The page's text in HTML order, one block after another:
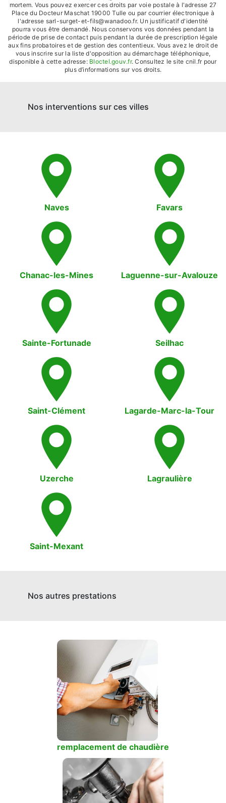
mortem. Vous pouvez exercer ces droits par voie postale à l'adresse 27
Place du Docteur Maschat 19000 Tulle ou par courrier électronique à
l'adresse sarl-surget-et-fils@wanadoo.fr. Un justificatif d'identité
pourra vous être demandé. Nous conservons vos données pendant la
période de prise de contact puis pendant la durée de prescription légale
aux fins probatoires et de gestion des contentieux. Vous avez le droit de
vous inscrire sur la liste d'opposition au démarchage téléphonique,
disponible à cette adresse: Bloctel.gouv.fr. Consultez le site cnil.fr pour
plus d’informations sur vos droits.
Nos interventions sur ces villes
Naves Favars
Chanac-les-Mines Laguenne-sur-Avalouze
Sainte-Fortunade Seilhac
Saint-Clément Lagarde-Marc-la-Tour
Uzerche Lagraulière
Saint-Mexant
Nos autres prestations
remplacement de chaudière